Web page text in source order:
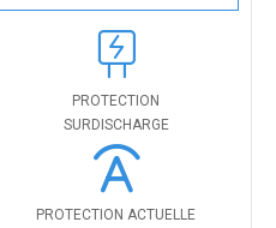
PROTECTION
SURDISCHARGE
PROTECTION ACTUELLE